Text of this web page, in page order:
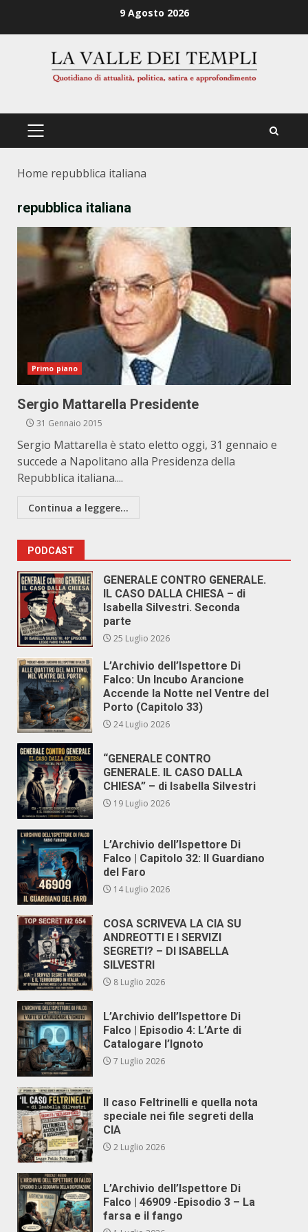
9 Agosto 2026
PRIMÄRES
Home repubblica italiana
repubblica italiana
Primo piano
Sergio Mattarella Presidente
31 Gennaio 2015
Sergio Mattarella è stato eletto oggi, 31 gennaio e
succede a Napolitano alla Presidenza della
Repubblica italiana....
Continua a leggere...
PODCAST
GENERALE CONTRO GENERALE.
IL CASO DALLA CHIESA – di
Isabella Silvestri. Seconda
parte
25 Luglio 2026
L’Archivio dell’Ispettore Di
Falco: Un Incubo Arancione
Accende la Notte nel Ventre del
Porto (Capitolo 33)
24 Luglio 2026
“GENERALE CONTRO
GENERALE. IL CASO DALLA
CHIESA” – di Isabella Silvestri
19 Luglio 2026
L’Archivio dell’Ispettore Di
Falco | Capitolo 32: Il Guardiano
del Faro
14 Luglio 2026
COSA SCRIVEVA LA CIA SU
ANDREOTTI E I SERVIZI
SEGRETI? – DI ISABELLA
SILVESTRI
8 Luglio 2026
L’Archivio dell’Ispettore Di
Falco | Episodio 4: L’Arte di
Catalogare l’Ignoto
7 Luglio 2026
Il caso Feltrinelli e quella nota
speciale nei file segreti della
CIA
2 Luglio 2026
L’Archivio dell’Ispettore Di
Falco | 46909 -Episodio 3 – La
farsa e il fango